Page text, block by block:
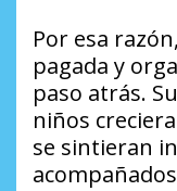
Por esa
pagada y
paso atrás.
niños
se sintieran